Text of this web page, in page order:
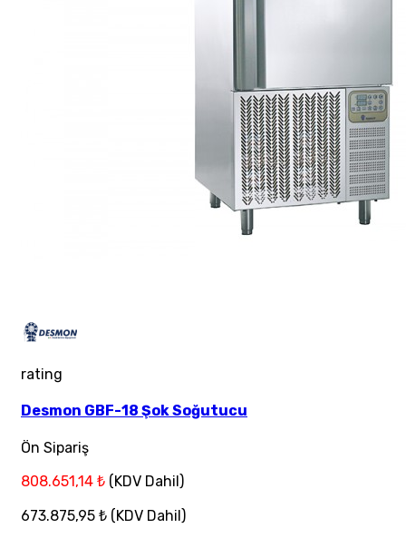
rating
Desmon GBF-18 Şok Soğutucu
Ön Sipariş
808.651,14 ₺ (KDV Dahil)
673.875,95 ₺ (KDV Dahil)